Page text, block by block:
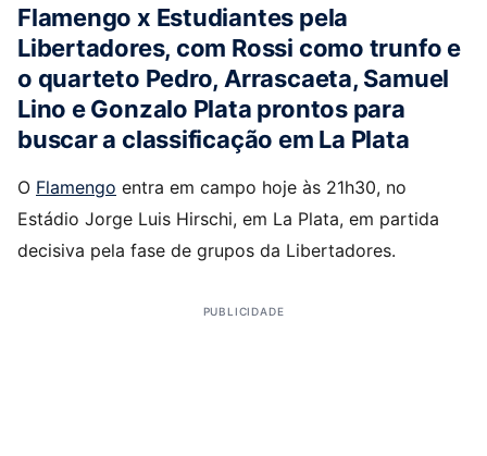
Flamengo x Estudiantes pela
Libertadores, com Rossi como trunfo e
o quarteto Pedro, Arrascaeta, Samuel
Lino e Gonzalo Plata prontos para
buscar a classificação em La Plata
Flamengo entra em campo hoje às 21h30, no
Estádio Jorge Luis Hirschi, em La Plata, em partida
decisiva pela fase de grupos da Libertadores.
PUBLICIDADE